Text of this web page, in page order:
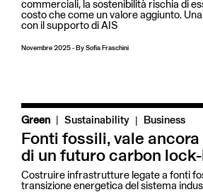
commerciali, la sostenibilità rischia di
costo che come un valore aggiunto.
con il supporto di AIS
Novembre 2025 - By Sofia Fraschini
Green | Sustainability Business
Fonti fossili, vale
di un futuro carbon
Costruire infrastrutture legate a fonti
transizione energetica del sistema